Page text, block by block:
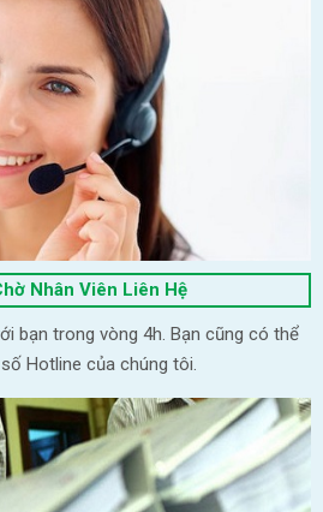
Nhân Viên Liên Hệ
bạn trong vòng 4h. Bạn cũng có thể
Hotline của chúng tôi.